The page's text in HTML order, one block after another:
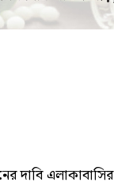
দাবি এলাকাবাসির